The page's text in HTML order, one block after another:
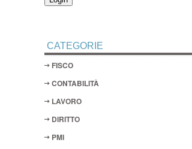
CATEGORIE
FISCO
CONTABILITÀ
LAVORO
DIRITTO
PMI